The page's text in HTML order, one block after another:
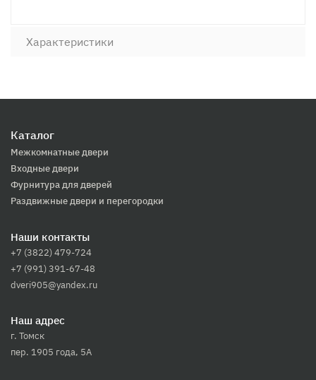
Характеристики
Каталог
Межкомнатные двери
Входные двери
Фурнитура для дверей
Раздвижные двери и перегородки
Наши контакты
+7 (3822) 479-724
+7 (991) 391-67-48
dveri905@yandex.ru
Наш адрес
г. Томск
пер. 1905 года, 5А